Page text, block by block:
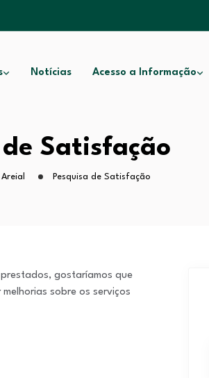
Notícias Acesso a Informação
de Satisfação
Pesquisa de Satisfação
gostaríamos que
sobre os serviços